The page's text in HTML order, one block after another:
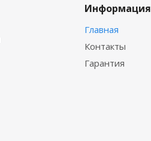
Информация
Главная
Контакты
Гарантия